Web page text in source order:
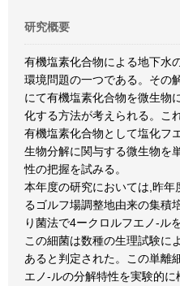
研究概要
有機塩素化合物による地下水
環境問題の一つである。その
にて有機塩素化合物を微生物
化する方法が考えられる。こ
有機塩素化合物として塩化フ
生物分解に関与する微生物を
性の把握を試みる。
本年度の研究においては,昨
るゴルフ場調整地由来の集積
り菌法で4ークロルフエノ-ル
この細菌は数種の生理試験に
あると判定された。この単離
エノ-ルの分解特性を実験的